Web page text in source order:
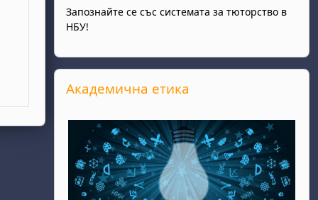
Запознайте се със системата за тюторство в
НБУ!
Прескочи Академична етика
Академична етика